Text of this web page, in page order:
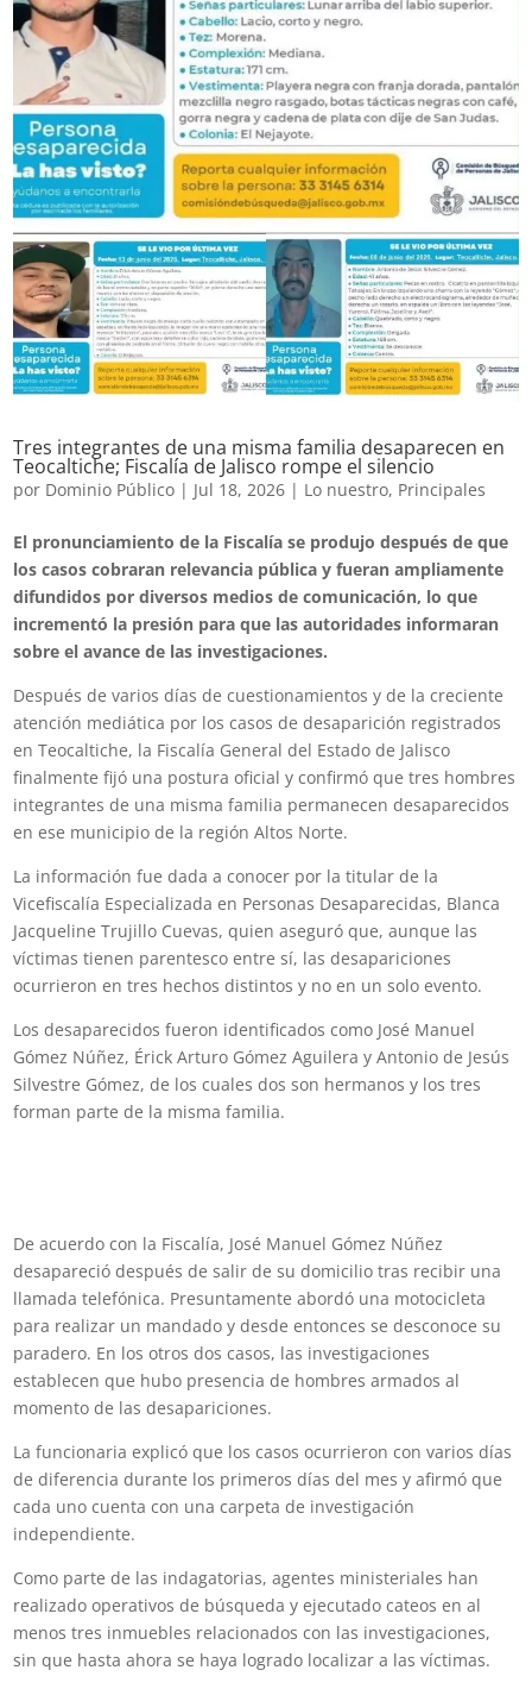
Tres integrantes de una misma familia desaparecen en
Teocaltiche; Fiscalía de Jalisco rompe el silencio
por Dominio Público | Jul 18, 2026 | Lo nuestro, Principales
El pronunciamiento de la Fiscalía se produjo después de que
los casos cobraran relevancia pública y fueran ampliamente
difundidos por diversos medios de comunicación, lo que
incrementó la presión para que las autoridades informaran
sobre el avance de las investigaciones.
Después de varios días de cuestionamientos y de la creciente
atención mediática por los casos de desaparición registrados
en Teocaltiche, la Fiscalía General del Estado de Jalisco
finalmente fijó una postura oficial y confirmó que tres hombres
integrantes de una misma familia permanecen desaparecidos
en ese municipio de la región Altos Norte.
La información fue dada a conocer por la titular de la
Vicefiscalía Especializada en Personas Desaparecidas, Blanca
Jacqueline Trujillo Cuevas, quien aseguró que, aunque las
víctimas tienen parentesco entre sí, las desapariciones
ocurrieron en tres hechos distintos y no en un solo evento.
Los desaparecidos fueron identificados como José Manuel
Gómez Núñez, Érick Arturo Gómez Aguilera y Antonio de Jesús
Silvestre Gómez, de los cuales dos son hermanos y los tres
forman parte de la misma familia.
De acuerdo con la Fiscalía, José Manuel Gómez Núñez
desapareció después de salir de su domicilio tras recibir una
llamada telefónica. Presuntamente abordó una motocicleta
para realizar un mandado y desde entonces se desconoce su
paradero. En los otros dos casos, las investigaciones
establecen que hubo presencia de hombres armados al
momento de las desapariciones.
La funcionaria explicó que los casos ocurrieron con varios días
de diferencia durante los primeros días del mes y afirmó que
cada uno cuenta con una carpeta de investigación
independiente.
Como parte de las indagatorias, agentes ministeriales han
realizado operativos de búsqueda y ejecutado cateos en al
menos tres inmuebles relacionados con las investigaciones,
sin que hasta ahora se haya logrado localizar a las víctimas.